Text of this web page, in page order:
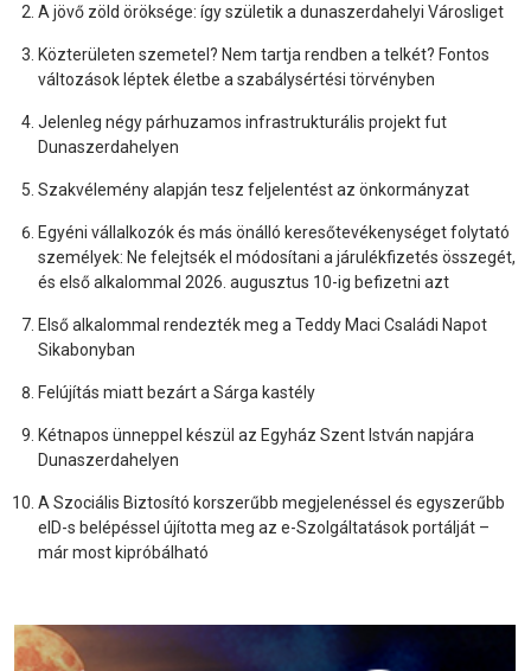
A jövő zöld öröksége: így születik a dunaszerdahelyi Városliget
Közterületen szemetel? Nem tartja rendben a telkét? Fontos
változások léptek életbe a szabálysértési törvényben
Jelenleg négy párhuzamos infrastrukturális projekt fut
Dunaszerdahelyen
Szakvélemény alapján tesz feljelentést az önkormányzat
Egyéni vállalkozók és más önálló keresőtevékenységet folytató
személyek: Ne felejtsék el módosítani a járulékfizetés összegét,
és első alkalommal 2026. augusztus 10-ig befizetni azt
Első alkalommal rendezték meg a Teddy Maci Családi Napot
Sikabonyban
Felújítás miatt bezárt a Sárga kastély
Kétnapos ünneppel készül az Egyház Szent István napjára
Dunaszerdahelyen
A Szociális Biztosító korszerűbb megjelenéssel és egyszerűbb
eID-s belépéssel újította meg az e-Szolgáltatások portálját –
már most kipróbálható